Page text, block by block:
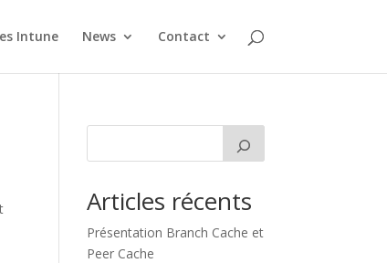
Intune News Contact
Articles récents
Présentation Branch Cache et
Peer Cache